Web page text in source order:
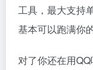
工具，最大支持
基本可以跑满你
对了你还在用